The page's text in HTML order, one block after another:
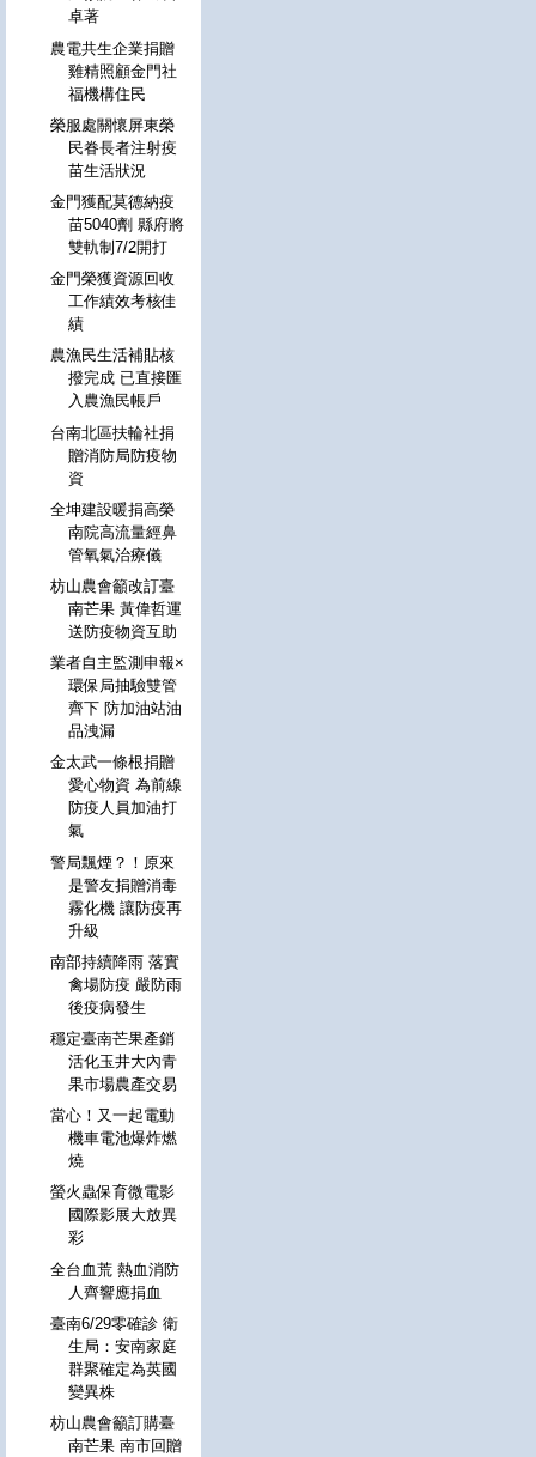
卓著
農電共生企業捐贈
雞精照顧金門社
福機構住民
榮服處關懷屏東榮
民眷長者注射疫
苗生活狀況
金門獲配莫德納疫
苗5040劑 縣府將
雙軌制7/2開打
金門榮獲資源回收
工作績效考核佳
績
農漁民生活補貼核
撥完成 已直接匯
入農漁民帳戶
台南北區扶輪社捐
贈消防局防疫物
資
全坤建設暖捐高榮
南院高流量經鼻
管氧氣治療儀
枋山農會籲改訂臺
南芒果 黃偉哲運
送防疫物資互助
業者自主監測申報×
環保局抽驗雙管
齊下 防加油站油
品洩漏
金太武一條根捐贈
愛心物資 為前線
防疫人員加油打
氣
警局飄煙？！原來
是警友捐贈消毒
霧化機 讓防疫再
升級
南部持續降雨 落實
禽場防疫 嚴防雨
後疫病發生
穩定臺南芒果產銷
活化玉井大內青
果市場農產交易
當心！又一起電動
機車電池爆炸燃
燒
螢火蟲保育微電影
國際影展大放異
彩
全台血荒 熱血消防
人齊響應捐血
臺南6/29零確診 衛
生局：安南家庭
群聚確定為英國
變異株
枋山農會籲訂購臺
南芒果 南市回贈